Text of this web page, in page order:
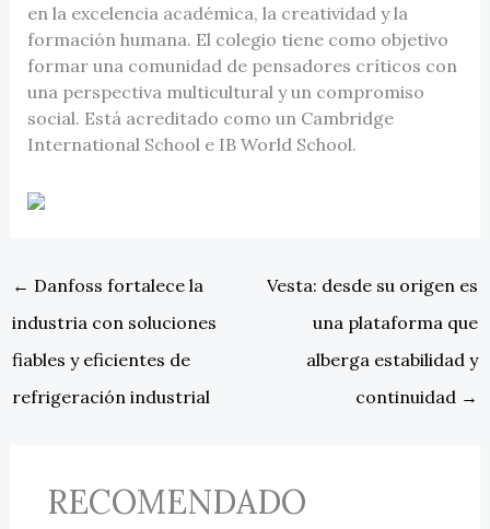
en la excelencia académica, la creatividad y la
formación humana. El colegio tiene como objetivo
formar una comunidad de pensadores críticos con
una perspectiva multicultural y un compromiso
social. Está acreditado como un Cambridge
International School e IB World School.
← Danfoss fortalece la
industria con soluciones
fiables y eficientes de
refrigeración industrial
Vesta: desde su origen es
una plataforma que
alberga estabilidad y
continuidad →
RECOMENDADO